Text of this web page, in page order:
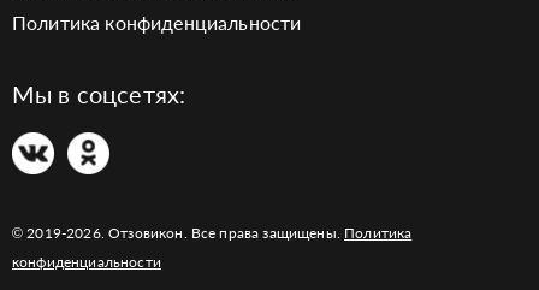
Политика конфиденциальности
Мы в соцсетях:
© 2019-2026. Отзовикон. Все права защищены. Политика
конфиденциальности